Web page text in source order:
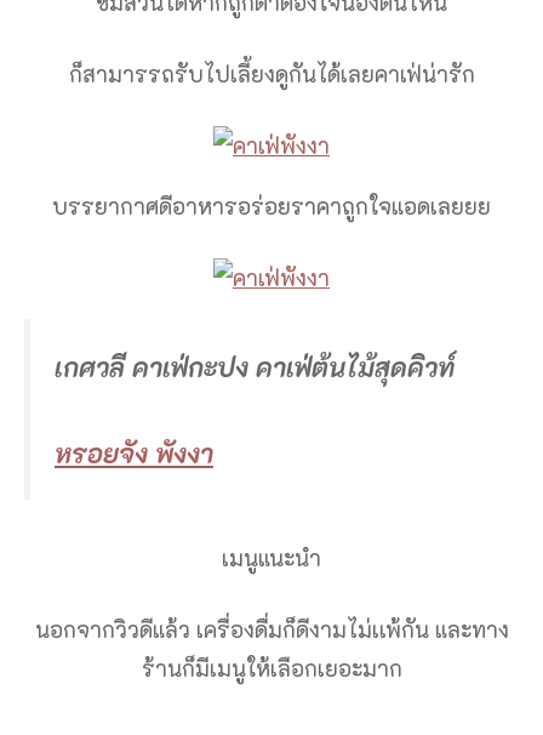
ก็สามารรถรับไปเลี้ยงดูกันได้เลยคาเฟ่น่ารัก
บรรยากาศดีอาหารอร่อยราคาถูกใจแอดเลยยย
เกศวลี คาเฟ่กะปง คาเฟ่ต้นไม้สุดคิวท์
หรอยจัง พังงา
เมนูแนะนำ
นอกจากวิวดีแล้ว เครื่องดื่มก็ดีงามไม่เเพ้กัน และทาง
ร้านก็มีเมนูให้เลือกเยอะมาก